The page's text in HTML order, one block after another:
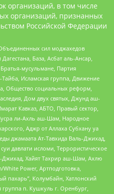
организаций, в том числе
организаций, признанных
Российской Федерации
сил моджахедов
База, Асбат аль-Ансар,
мусульмане, Партия
Исламская группа, Движение
Общество социальных реформ,
Дом двух святых, Джунд аш-
Кавказ, АБТО, Правый сектор,
ли-Ахль аш-Шам, Народное
Аджр от Аллаха Субхану уа
джамаата Ат-Тавхида Валь-Джихад,
давлати исломи, Террористическое
Джихад, Хайят Тахрир аш-Шам, Ахлю
Power, Артподготовка,
пахарь”, Колумбайн, Хатлонский
группа п. Кушкуль г. Оренбург,